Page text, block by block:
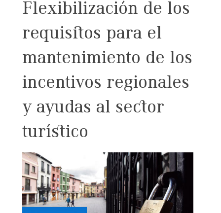
Flexibilización de los
requisitos para el
mantenimiento de los
incentivos regionales
y ayudas al sector
turístico